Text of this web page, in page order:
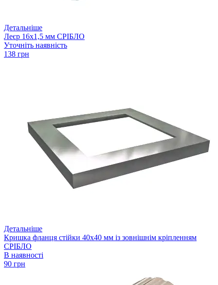
Детальніше
Леєр 16х1,5 мм СРІБЛО
Уточніть наявність
138 грн
Детальніше
Кришка фланця стійки 40х40 мм із зовнішнім кріпленням
СРІБЛО
В наявності
90 грн